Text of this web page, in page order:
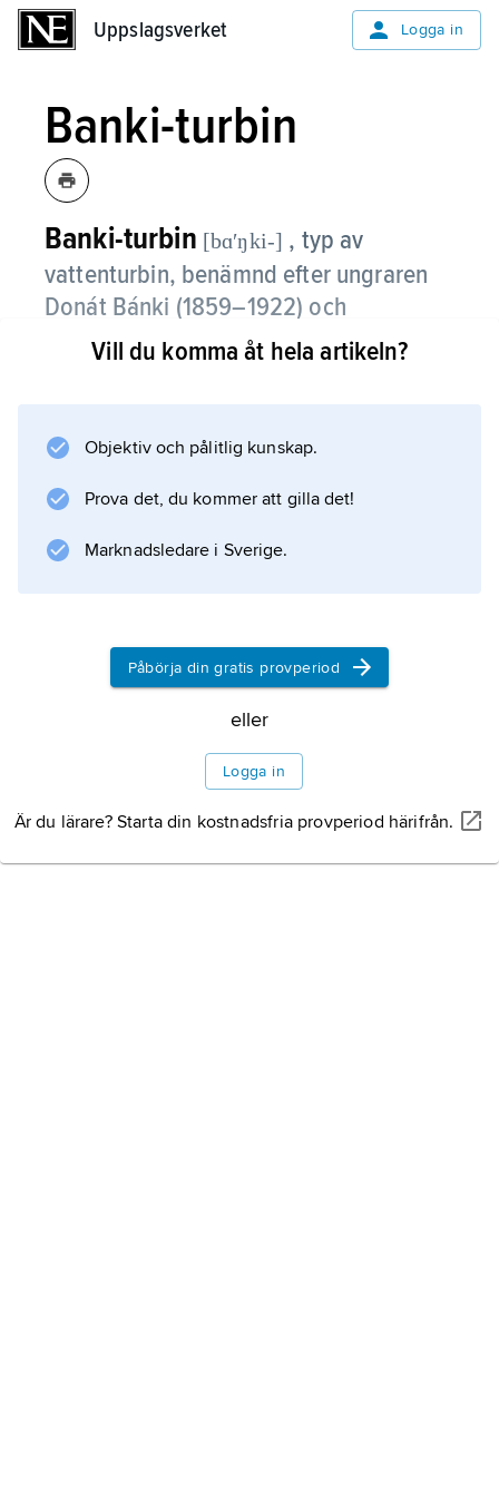
Uppslagsverket Logga in
Banki-turbin
Banki-turbin [bɑʹŋki-] , typ av
vattenturbin, benämnd efter ungraren
Donát Bánki (1859–1922) och
kännetecknad av att vattnet passerar
(”tvärströmsturbin”) och således
passerar rotorns skovlar två gånger.
Turbinen används vid mindre effekter (upp till
100 kW) och vid fallhöjder på ca 2–10 m,
/s. Komponenterna är huvudsakligen av plåt
och är därför jämförelsevis enkla och billiga
Information om artikeln
Vill du komma åt hela artikeln?
Objektiv och pålitlig kunskap.
Prova det, du kommer att gilla det!
Marknadsledare i Sverige.
Påbörja din gratis provperiod
eller
Logga in
Är du lärare? Starta din kostnadsfria provperiod härifrån.